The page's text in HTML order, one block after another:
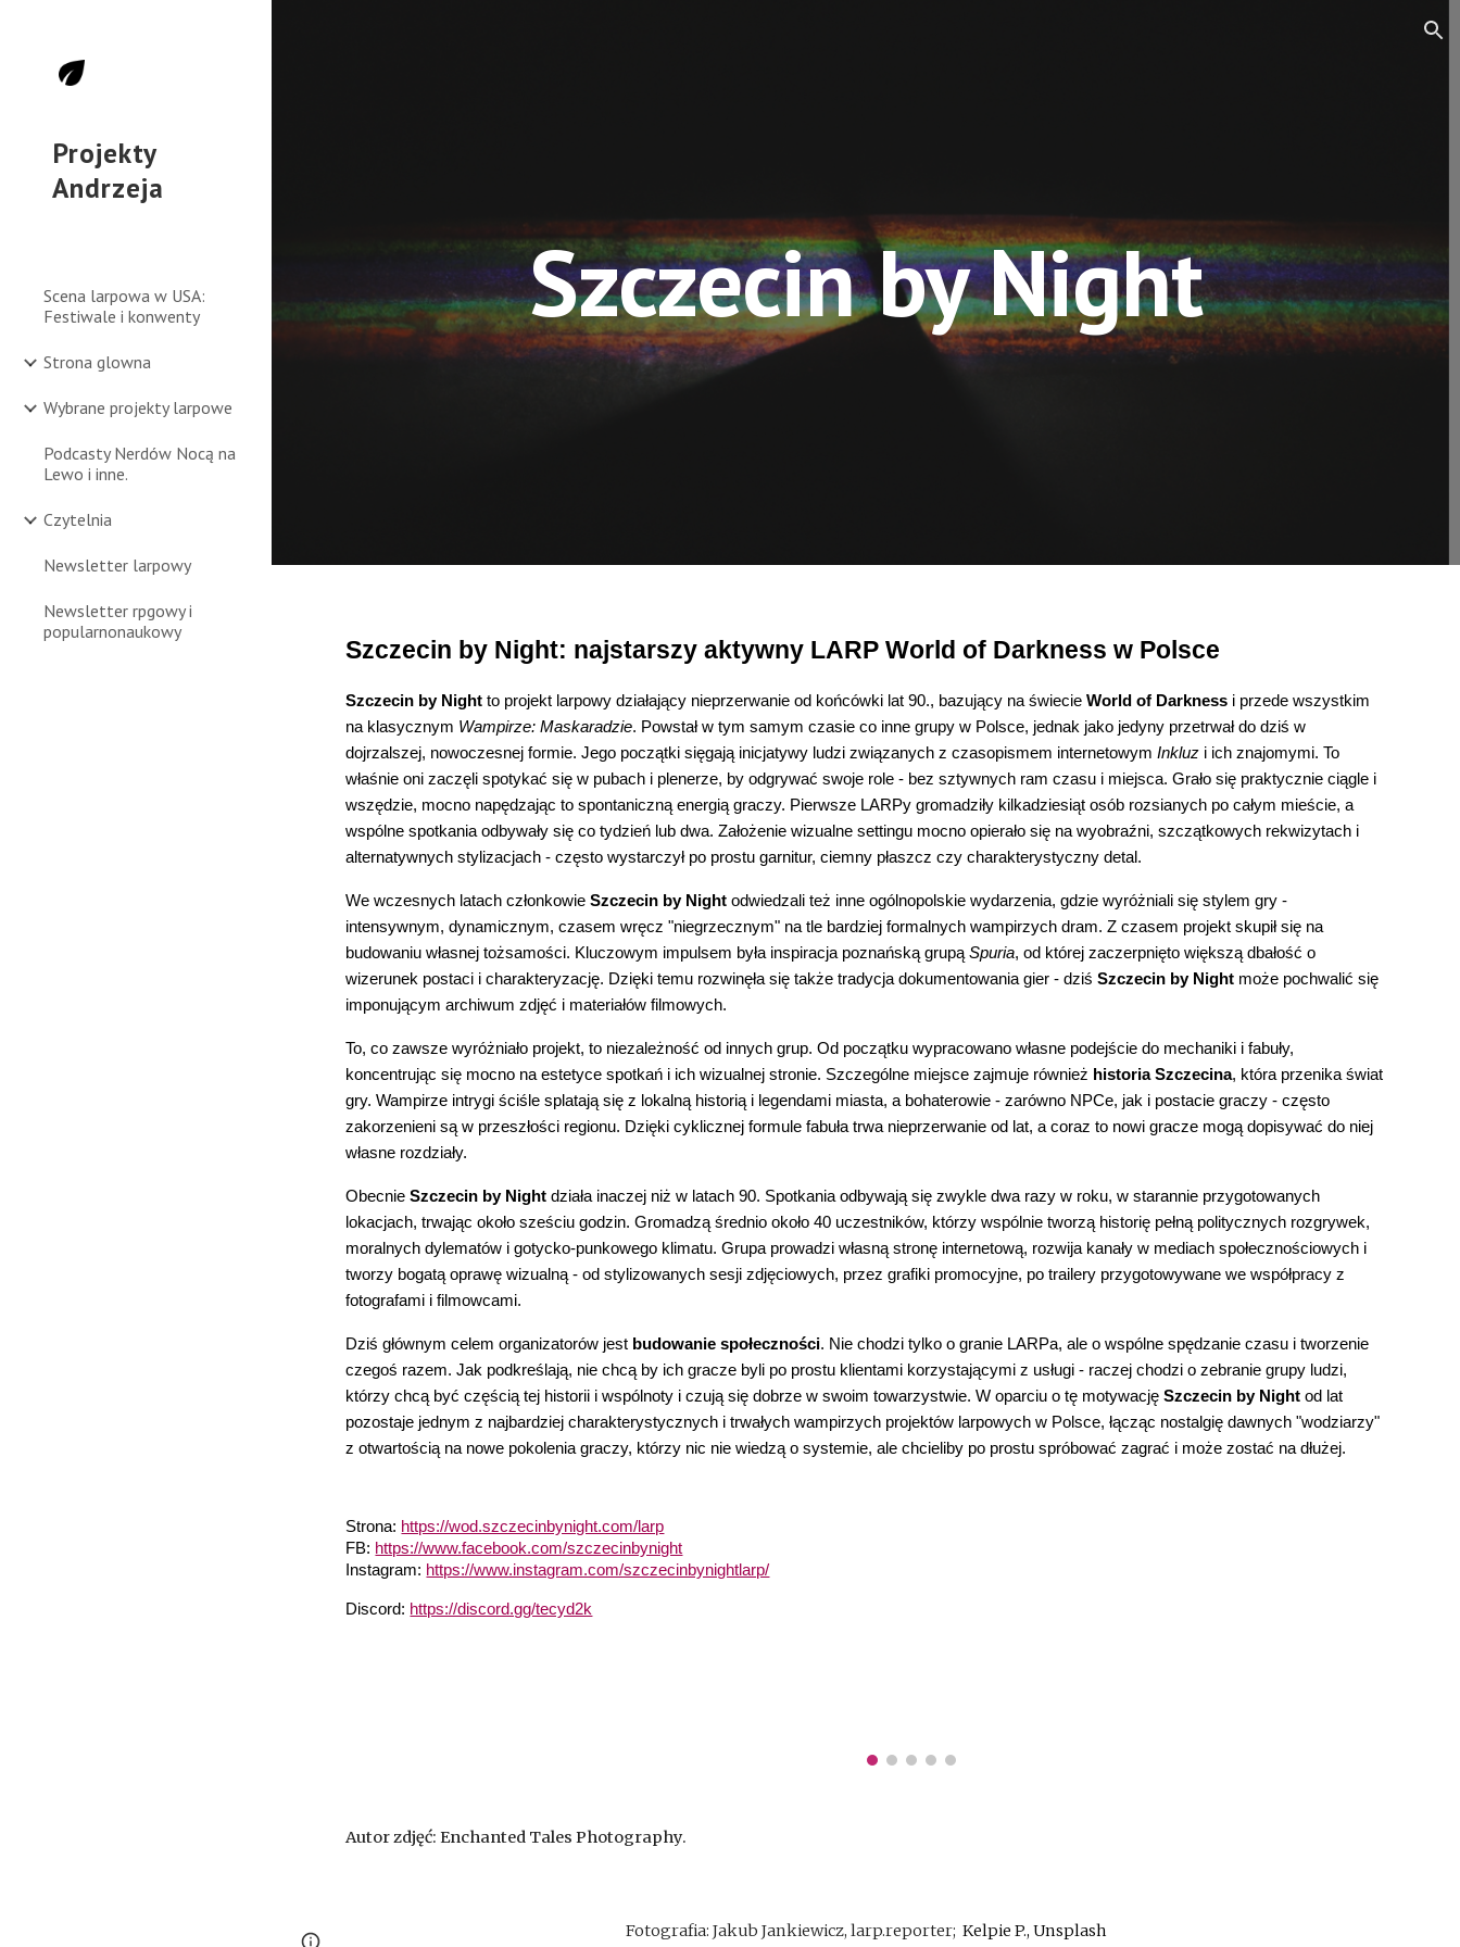
Projekty
Andrzeja
Scena larpowa w USA:
Festiwale i konwenty
Strona glowna
Wybrane projekty larpowe
Podcasty Nerdów Nocą na
Lewo i inne.
Czytelnia
Newsletter larpowy
Newsletter rpgowy i
popularnonaukowy
Szczecin by Night
Szczecin by Night: najstarszy aktywny LARP World of Darkness w Polsce
Szczecin by Night to projekt larpowy działający nieprzerwanie od końcówki lat 90., bazujący na świecieWorld of Darkness i przede wszystkim
na klasycznym Wampirze: Maskaradzie. Powstał w tym samym czasie co inne grupy w Polsce, jednak jako jedyny przetrwał do dziś w
dojrzalszej, nowoczesnej formie. Jego początki sięgają inicjatywy ludzi związanych z czasopismem internetowymInkluz i ich znajomymi. To
właśnie oni zaczęli spotykać się w pubach i plenerze, by odgrywać swoje role - bez sztywnych ram czasu i miejsca. Grało się praktycznie ciągle i
wszędzie, mocno napędzając to spontaniczną energią graczy. Pierwsze LARPy gromadziły kilkadziesiąt osób rozsianych po całym mieście, a
wspólne spotkania odbywały się co tydzień lub dwa. Założenie wizualne settingu mocno opierało się na wyobraźni, szczątkowych rekwizytach i
alternatywnych stylizacjach - często wystarczył po prostu garnitur, ciemny płaszcz czy charakterystyczny detal.
We wczesnych latach członkowieSzczecin by Night odwiedzali też inne ogólnopolskie wydarzenia, gdzie wyróżniali się stylem gry -
intensywnym, dynamicznym, czasem wręcz "niegrzecznym" na tle bardziej formalnych wampirzych dram. Z czasem projekt skupił się na
budowaniu własnej tożsamości. Kluczowym impulsem była inspiracja poznańską grupąSpuria, od której zaczerpnięto większą dbałość o
wizerunek postaci i charakteryzację. Dzięki temu rozwinęła się także tradycja dokumentowania gier - dziśSzczecin by Night może pochwalić się
imponującym archiwum zdjęć i materiałów filmowych.
To, co zawsze wyróżniało projekt, to niezależność od innych grup. Od początku wypracowano własne podejście do mechaniki i fabuły,
koncentrując się mocno na estetyce spotkań i ich wizualnej stronie. Szczególne miejsce zajmuje również historia Szczecina, która przenika świat
gry. Wampirze intrygi ściśle splatają się z lokalną historią i legendami miasta, a bohaterowie - zarówno NPCe, jak i postacie graczy - często
zakorzenieni są w przeszłości regionu. Dzięki cyklicznej formule fabuła trwa nieprzerwanie od lat, a coraz to nowi gracze mogą dopisywać do niej
własne rozdziały.
ObecnieSzczecin by Night działa inaczej niż w latach 90. Spotkania odbywają się zwykle dwa razy w roku, w starannie przygotowanych
lokacjach, trwając około sześciu godzin. Gromadzą średnio około 40 uczestników, którzy wspólnie tworzą historię pełną politycznych rozgrywek,
moralnych dylematów i gotycko-punkowego klimatu. Grupa prowadzi własną stronę internetową, rozwija kanały w mediach społecznościowych i
tworzy bogatą oprawę wizualną - od stylizowanych sesji zdjęciowych, przez grafiki promocyjne, po trailery przygotowywane we współpracy z
fotografami i filmowcami.
Dziś głównym celem organizatorów jest budowanie społeczności. Nie chodzi tylko o granie LARPa, ale o wspólne spędzanie czasu i tworzenie
czegoś razem. Jak podkreślają, nie chcą by ich gracze byli po prostu klientami korzystającymi z usługi - raczej chodzi o zebranie grupy ludzi,
którzy chcą być częścią tej historii i wspólnoty i czują się dobrze w swoim towarzystwie. W oparciu o tę motywacjęSzczecin by Night od lat
pozostaje jednym z najbardziej charakterystycznych i trwałych wampirzych projektów larpowych w Polsce, łącząc nostalgię dawnych "wodziarzy"
z otwartością na nowe pokolenia graczy, którzy nic nie wiedzą o systemie, ale chcieliby po prostu spróbować zagrać i może zostać na dłużej.
Strona: https://wod.szczecinbynight.com/larp
FB: https://www.facebook.com/szczecinbynight
Instagram: https://www.instagram.com/szczecinbynightlarp/
Discord: https://discord.gg/tecyd2k
Autor zdjęć: Enchanted Tales Photography.
Fotografia: Jakub Jankiewicz, larp.reporter; Kelpie P., Unsplash